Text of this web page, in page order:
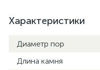
Характеристики
Диаметр пор
Длина камня